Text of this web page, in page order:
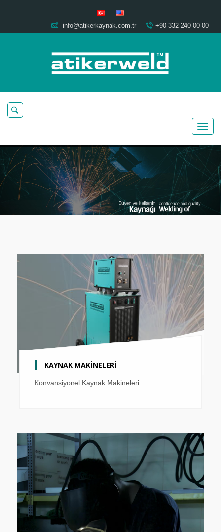
info@atikerkaynak.com.tr +90 332 240 00 00
KAYNAK MAKİNELERİ
Konvansiyonel Kaynak Makineleri